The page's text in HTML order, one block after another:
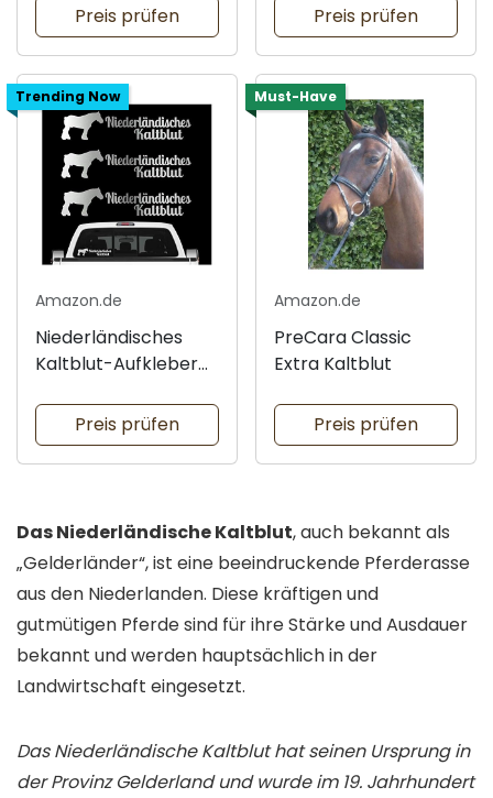
Preis prüfen
Preis prüfen
Trending Now
Amazon.de
Niederländisches
Kaltblut-Aufkleber
Preis prüfen
Must-Have
Amazon.de
PreCara Classic
Extra Kaltblut
Preis prüfen
Das Niederländische Kaltblut, auch bekannt als
„Gelderländer“, ist eine beeindruckende Pferderasse
aus den Niederlanden. Diese kräftigen und
gutmütigen Pferde sind für ihre Stärke und Ausdauer
bekannt und werden hauptsächlich in der
Landwirtschaft eingesetzt.
Das Niederländische Kaltblut hat seinen Ursprung in
der Provinz Gelderland und wurde im 19. Jahrhundert